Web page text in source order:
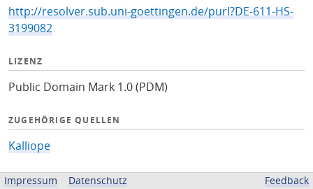
http://resolver.sub.uni-goettingen.de/purl?DE-611-HS-
3199082
LIZENZ
Public Domain Mark 1.0 (PDM)
ZUGEHÖRIGE QUELLEN
Kalliope
BEREITGESTELLT VON
Impressum Datenschutz Feedback